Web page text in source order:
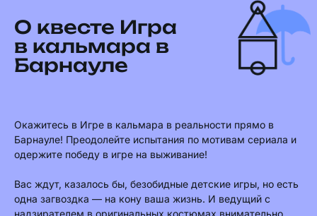
О квесте Игра
в кальмара в
Барнауле
Окажитесь в Игре в кальмара в реальности прямо в
Барнауле! Преодолейте испытания по мотивам сериала и
одержите победу в игре на выживание!
Вас ждут, казалось бы, безобидные детские игры, но есть
одна загвоздка — на кону ваша жизнь. И ведущий с
надзирателем в оригинальных костюмах внимательно